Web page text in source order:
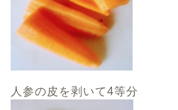
人参の皮を剥いて4等分